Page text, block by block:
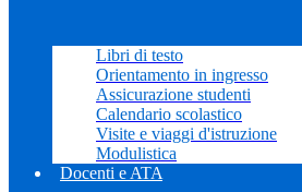
Libri di testo
Orientamento in ingresso
Assicurazione studenti
Calendario scolastico
Visite e viaggi d'istruzione
Modulistica
Docenti e ATA